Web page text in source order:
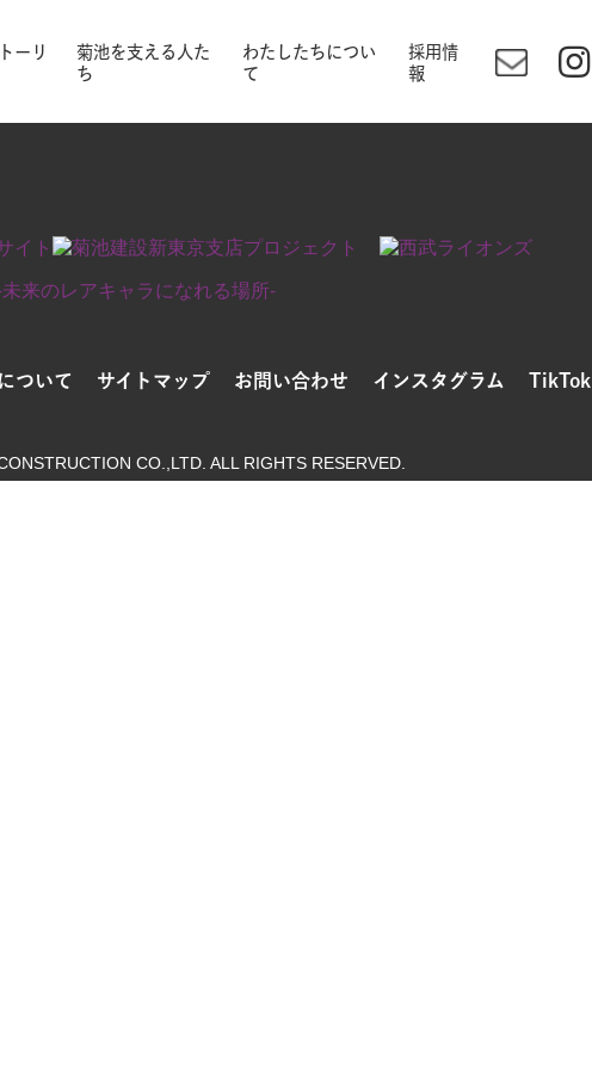
ーリ
菊池を支える人た
ち
わたしたちについ
て
採用情
報
ついて サイトマップ お問い合わせ インスタグラム TikTok
CO.,LTD. ALL RIGHTS RESERVED.